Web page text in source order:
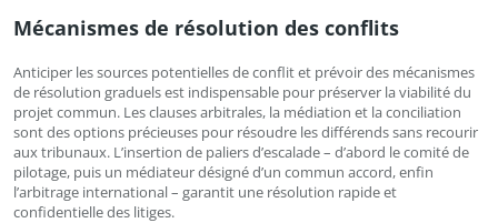
Mécanismes de résolution des conflits
Anticiper les sources potentielles de conflit et prévoir des mécanismes
de résolution graduels est indispensable pour préserver la viabilité du
projet commun. Les clauses arbitrales, la médiation et la conciliation
sont des options précieuses pour résoudre les différends sans recourir
aux tribunaux. L’insertion de paliers d’escalade – d’abord le comité de
pilotage, puis un médiateur désigné d’un commun accord, enfin
l’arbitrage international – garantit une résolution rapide et
confidentielle des litiges.